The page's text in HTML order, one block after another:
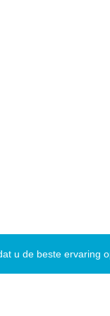
u de beste ervaring